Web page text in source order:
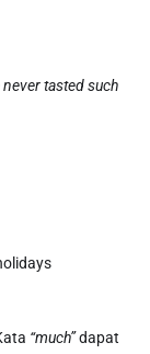
never tasted such
“much”dapat